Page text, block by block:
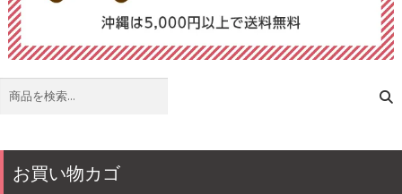
お買い物カゴ